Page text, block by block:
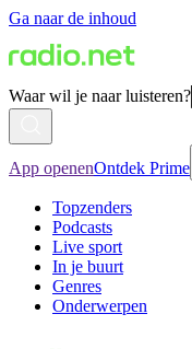
Ga naar de inhoud
Waar wil je naar luisteren?
App openenOntdek Prime
Topzenders
Podcasts
Live sport
In je buurt
Genres
Onderwerpen